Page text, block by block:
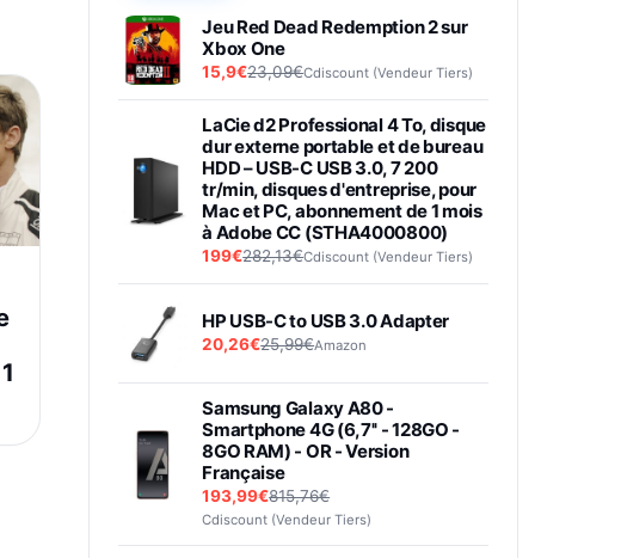
Jeu Red Dead Redemption 2 sur
Xbox One
15,9€23,09€Cdiscount (Vendeur Tiers)
LaCie d2 Professional 4 To, disque
dur externe portable et de bureau
HDD – USB-C USB 3.0, 7 200
tr/min, disques d'entreprise, pour
Mac et PC, abonnement de 1 mois
à Adobe CC (STHA4000800)
199€282,13€Cdiscount (Vendeur Tiers)
HP USB-C to USB 3.0 Adapter
20,26€25,99€Amazon
Samsung Galaxy A80 -
Smartphone 4G (6,7'' - 128GO -
8GO RAM) - OR - Version
Française
193,99€815,76€
Cdiscount (Vendeur Tiers)